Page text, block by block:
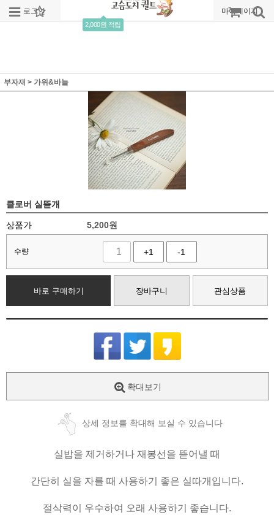
로그인 회원가입
2,000원 적립
주문조회 마이페이지
부자재 > 가위&바늘
클로버 실뜯개
상품가 5,200원
수량 +1 -1
바로 구매하기 장바구니 관심상품
확대보기
상세 정보를 확대해 보실 수 있습니다
실밥을 제거하거나 재봉선을 뜯어낼 때
간단히 실을 자를 때 사용하기 좋은 실따개입니다.
절삭력이 우수하여 오래 사용하기 좋습니다.